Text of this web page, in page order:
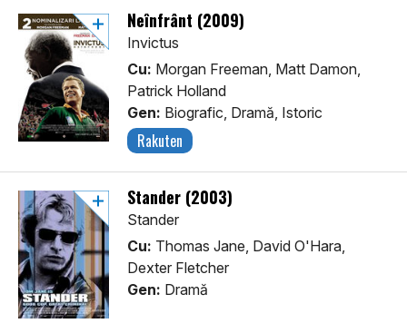
Neînfrânt (2009)
Invictus
Cu: Morgan Freeman, Matt Damon,
Patrick Holland
Gen: Biografic, Dramă, Istoric
Rakuten
Stander (2003)
Stander
Cu: Thomas Jane, David O'Hara,
Dexter Fletcher
Gen: Dramă